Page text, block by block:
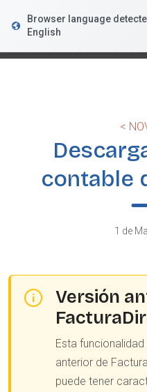
FacturaDirecta
Browser language
English
<
contable
1 de
Versión
Esta
anterior de
puede tener